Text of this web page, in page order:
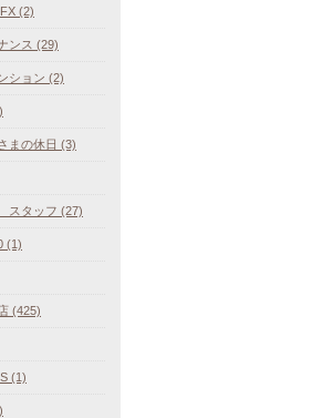
(2)
ンス (29)
ション (2)
まの休日 (3)
スタッフ (27)
(1)
(425)
(1)